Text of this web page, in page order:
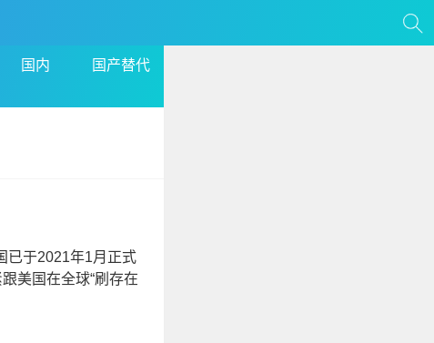
国内
国产替代
已于2021年1月正式
美国在全球“刷存在